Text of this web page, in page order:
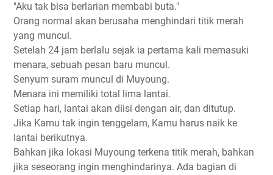
"Aku tak bisa berlarian membabi buta."
Orang normal akan berusaha menghindari titik merah
yang muncul.
Setelah 24 jam berlalu sejak ia pertama kali memasuki
menara, sebuah pesan baru muncul.
Senyum suram muncul di Muyoung.
Menara ini memiliki total lima lantai.
Setiap hari, lantai akan diisi dengan air, dan ditutup.
Jika Kamu tak ingin tenggelam, Kamu harus naik ke
lantai berikutnya.
Bahkan jika lokasi Muyoung terkena titik merah, bahkan
jika seseorang ingin menghindarinya. Ada bagian di